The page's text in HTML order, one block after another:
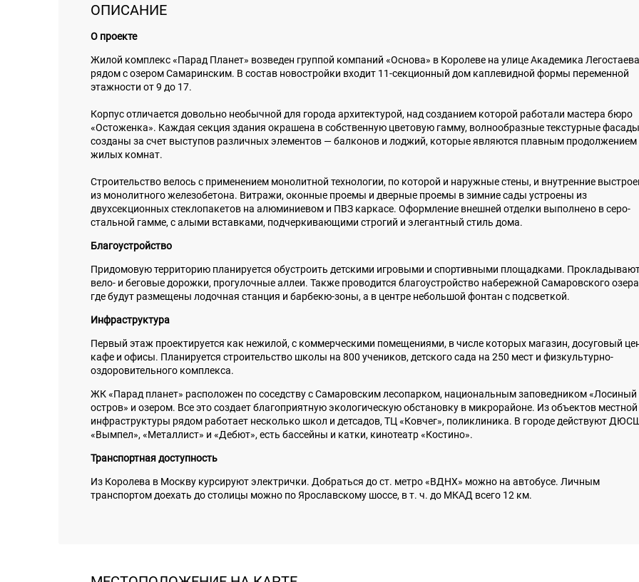
ОПИСАНИЕ
О проекте
Жилой комплекс «Парад Планет» возведен группой компаний «Основа» в Королеве на улице Академика Легостаева
рядом с озером Самаринским. В состав новостройки входит 11-секционный дом каплевидной формы переменной
этажности от 9 до 17.
Корпус отличается довольно необычной для города архитектурой, над созданием которой работали мастера бюро
«Остоженка». Каждая секция здания окрашена в собственную цветовую гамму, волнообразные текстурные фасады
созданы за счет выступов различных элементов — балконов и лоджий, которые являются плавным продолжением
жилых комнат.
Строительство велось с применением монолитной технологии, по которой и наружные стены, и внутренние
из монолитного железобетона. Витражи, оконные проемы и дверные проемы в зимние сады устроены из
двухсекционных стеклопакетов на алюминиевом и ПВЗ каркасе. Оформление внешней отделки выполнено в серо-
стальной гамме, с алыми вставками, подчеркивающими строгий и элегантный стиль дома.
Благоустройство
Придомовую территорию планируется обустроить детскими игровыми и спортивными площадками.
вело- и беговые дорожки, прогулочные аллеи. Также проводится благоустройство набережной Самаровского
где будут размещены лодочная станция и барбекю-зоны, а в центре небольшой фонтан с подсветкой.
Инфраструктура
Первый этаж проектируется как нежилой, с коммерческими помещениями, в числе которых магазин, досуговый
кафе и офисы. Планируется строительство школы на 800 учеников, детского сада на 250 мест и физкультурно-
оздоровительного комплекса.
ЖК «Парад планет» расположен по соседству с Самаровским лесопарком, национальным заповедником «Лосиный
остров» и озером. Все это создает благоприятную экологическую обстановку в микрорайоне. Из объектов местной
инфраструктуры рядом работает несколько школ и детсадов, ТЦ «Ковчег», поликлиника. В городе действуют
«Вымпел», «Металлист» и «Дебют», есть бассейны и катки, кинотеатр «Костино».
Транспортная доступность
Из Королева в Москву курсируют электрички. Добраться до ст. метро «ВДНХ» можно на автобусе. Личным
транспортом доехать до столицы можно по Ярославскому шоссе, в т. ч. до МКАД всего 12 км.